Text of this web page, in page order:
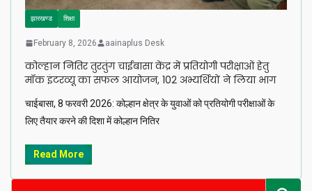
झारखण्ड शिक्षा
February 8, 2026 aainaplus Desk
कोल्हान नितिर तुरतुंग चाईबासा केंद्र में प्रतियोगी परीक्षाओं हेतु
मॉक इंटरव्यू का सफल आयोजन, 102 अभ्यर्थियों ने लिया भाग
चाईबासा, 8 फरवरी 2026: कोल्हान क्षेत्र के युवाओं को प्रतियोगी परीक्षाओं के
लिए तैयार करने की दिशा में कोल्हान नितिर
Read More